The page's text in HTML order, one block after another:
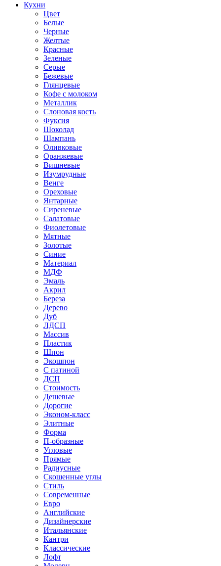
Кухни
Цвет
Белые
Черные
Желтые
Красные
Зеленые
Серые
Бежевые
Глянцевые
Кофе с молоком
Металлик
Слоновая кость
Фуксия
Шоколад
Шампань
Оливковые
Оранжевые
Вишневые
Изумрудные
Венге
Ореховые
Янтарные
Сиреневые
Салатовые
Фиолетовые
Мятные
Золотые
Синие
Материал
МДФ
Эмаль
Акрил
Береза
Дерево
Дуб
ЛДСП
Массив
Пластик
Шпон
Экошпон
С патиной
ДСП
Стоимость
Дешевые
Дорогие
Эконом-класс
Элитные
Форма
П-образные
Угловые
Прямые
Радиусные
Скошенные углы
Стиль
Современные
Евро
Английские
Дизайнерские
Итальянские
Кантри
Классические
Лофт